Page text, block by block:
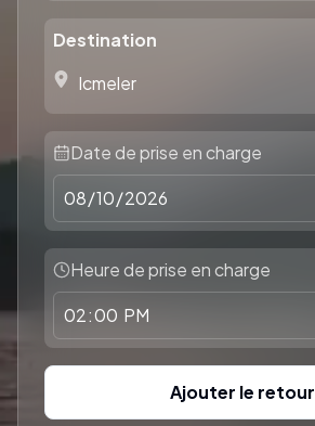
Destination
Date de prise en charge
Heure de prise en charge
Ajouter le retour